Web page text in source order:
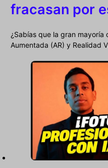
fracasan por
¿Sabías que la gran mayoría
Aumentada (AR) y Realidad